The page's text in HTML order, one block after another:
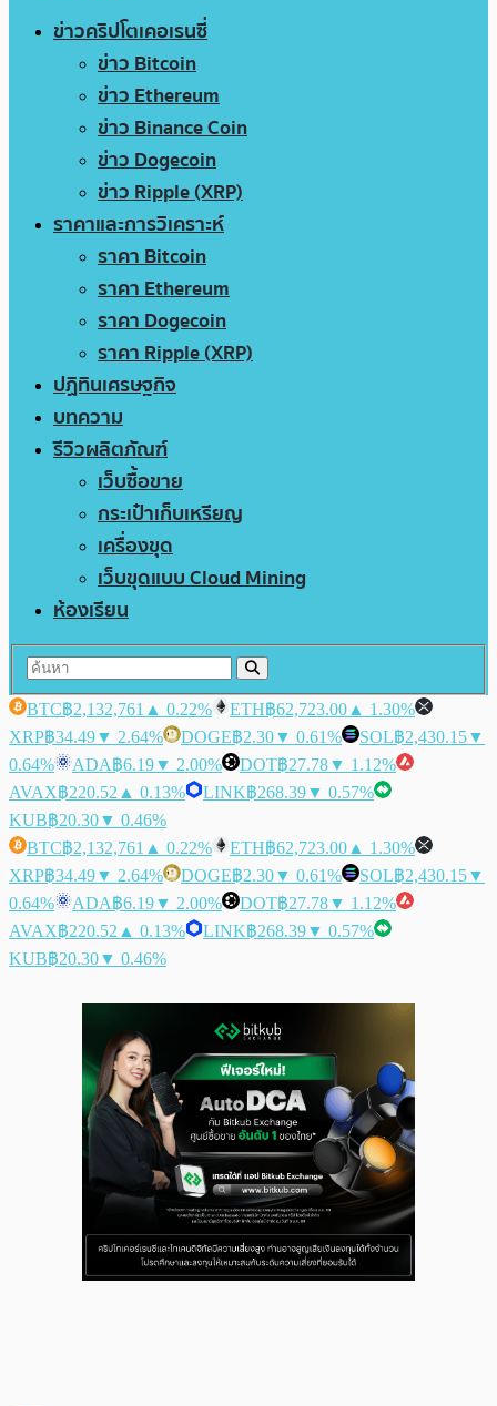
ข่าวคริปโตเคอเรนซี่
ข่าว Bitcoin
ข่าว Ethereum
ข่าว Binance Coin
ข่าว Dogecoin
ข่าว Ripple (XRP)
ราคาและการวิเคราะห์
ราคา Bitcoin
ราคา Ethereum
ราคา Dogecoin
ราคา Ripple (XRP)
ปฏิทินเศรษฐกิจ
บทความ
รีวิวผลิตภัณฑ์
เว็บซื้อขาย
กระเป๋าเก็บเหรียญ
เครื่องขุด
เว็บขุดแบบ Cloud Mining
ห้องเรียน
BTC฿2,132,761 ▲ 0.22% ETH฿62,723.00 ▲ 1.30%
XRP฿34.49▼ 2.64% DOGE฿2.30▼ 0.61% SOL฿2,430.15▼
0.64%
ADA฿6.19▼ 2.00% DOT฿27.78▼ 1.12%
AVAX฿220.52 ▲ 0.13% LINK฿268.39▼ 0.57%
KUB฿20.30▼ 0.46%
BTC฿2,132,761 ▲ 0.22% ETH฿62,723.00 ▲ 1.30%
XRP฿34.49▼ 2.64% DOGE฿2.30▼ 0.61% SOL฿2,430.15▼
0.64%
ADA฿6.19▼ 2.00% DOT฿27.78▼ 1.12%
AVAX฿220.52 ▲ 0.13% LINK฿268.39▼ 0.57%
KUB฿20.30▼ 0.46%